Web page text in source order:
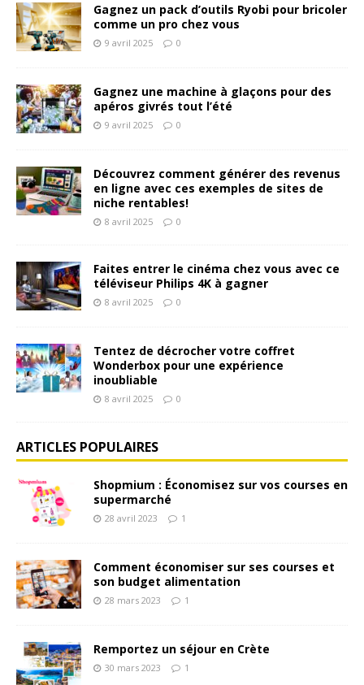
Gagnez un pack d’outils Ryobi pour bricoler
comme un pro chez vous
9 avril 2025 0
Gagnez une machine à glaçons pour des
apéros givrés tout l’été
9 avril 2025 0
Découvrez comment générer des revenus
en ligne avec ces exemples de sites de
niche rentables!
8 avril 2025 0
Faites entrer le cinéma chez vous avec ce
téléviseur Philips 4K à gagner
8 avril 2025 0
Tentez de décrocher votre coffret
Wonderbox pour une expérience
inoubliable
8 avril 2025 0
ARTICLES POPULAIRES
Shopmium : Économisez sur vos courses en
supermarché
28 avril 2023 1
Comment économiser sur ses courses et
son budget alimentation
28 mars 2023 1
Remportez un séjour en Crète
30 mars 2023 1